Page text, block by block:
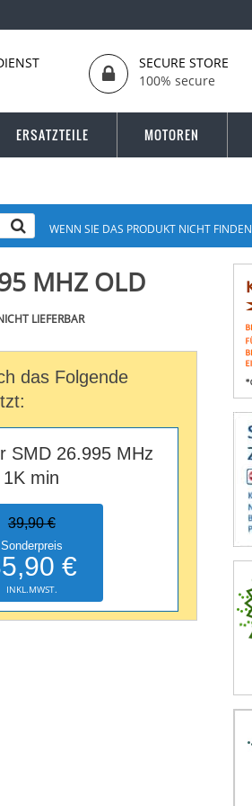
SECURE STORE
100% secure
ERSATZTEILE MOTOREN
WENN SIE DAS PRODUKT NICHT FINDEN
MHZ OLD
LIEFERBAR
das Folgende
SMD 26.995 MHz
1K min
39,90 €
Sonderpreis
€
INKL.MWST.